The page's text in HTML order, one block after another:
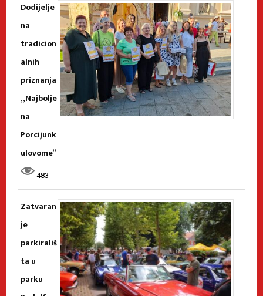
Dodijelje
na
tradicion
alnih
priznanja
„Najbolje
na
Porcijunk
ulovome”
483
Zatvaran
je
parkirališ
ta u
parku